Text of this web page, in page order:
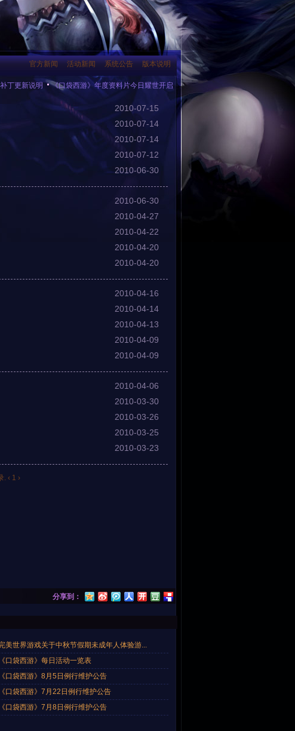
官方新闻 活动新闻 系统公告 版本说明
新说明 《口袋西游》年度资料片今日耀世开启 《口袋西游》年度最大资料片10月17日
2010-07-15
2010-07-14
2010-07-14
2010-07-12
2010-06-30
2010-06-30
2010-04-27
2010-04-22
2010-04-20
2010-04-20
2010-04-16
2010-04-14
2010-04-13
2010-04-09
2010-04-09
2010-04-06
2010-03-30
2010-03-26
2010-03-25
2010-03-23
. ‹ 1 ›
分享到：
美世界游戏关于中秋节假期未成年人体验游...
《口袋西游》每日活动一览表
《口袋西游》8月5日例行维护公告
《口袋西游》7月22日例行维护公告
《口袋西游》7月8日例行维护公告